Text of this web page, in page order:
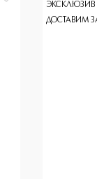
ЭКСКЛЮЗИВ
ДОСТАВИМ